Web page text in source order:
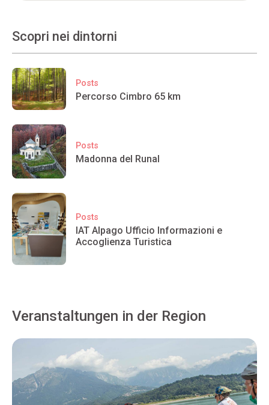
Scopri nei dintorni
Posts
Percorso Cimbro 65 km
Posts
Madonna del Runal
Posts
IAT Alpago Ufficio Informazioni e
Accoglienza Turistica
Veranstaltungen in der Region